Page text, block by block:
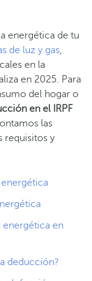
energética de tu
de luz y gas,
en la
en 2025. Para
del hogar o
en el IRPF
las
requisitos y
energética en
deducción?